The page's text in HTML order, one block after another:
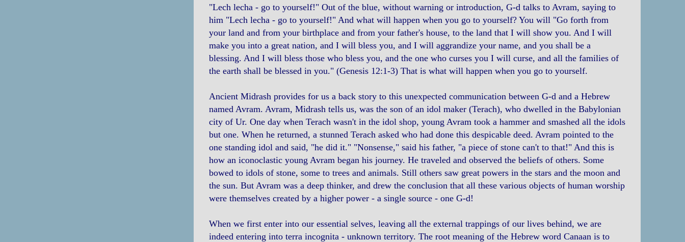
"Lech lecha - go to yourself!" Out of the blue, without warning or introduction, G-d talks to Avram, saying to
him "Lech lecha - go to yourself!" And what will happen when you go to yourself? You will "Go forth from
your land and from your birthplace and from your father's house, to the land that I will show you. And I will
make you into a great nation, and I will bless you, and I will aggrandize your name, and you shall be a
blessing. And I will bless those who bless you, and the one who curses you I will curse, and all the families of
the earth shall be blessed in you." (Genesis 12:1-3) That is what will happen when you go to yourself.
Ancient Midrash provides for us a back story to this unexpected communication between G-d and a Hebrew
named Avram. Avram, Midrash tells us, was the son of an idol maker (Terach), who dwelled in the Babylonian
city of Ur. One day when Terach wasn't in the idol shop, young Avram took a hammer and smashed all the idols
but one. When he returned, a stunned Terach asked who had done this despicable deed. Avram pointed to the
one standing idol and said, "he did it." "Nonsense," said his father, "a piece of stone can't to that!" And this is
how an iconoclastic young Avram began his journey. He traveled and observed the beliefs of others. Some
bowed to idols of stone, some to trees and animals. Still others saw great powers in the stars and the moon and
the sun. But Avram was a deep thinker, and drew the conclusion that all these various objects of human worship
were themselves created by a higher power - a single source - one G-d!
When we first enter into our essential selves, leaving all the external trappings of our lives behind, we are
indeed entering into terra incognita - unknown territory. The root meaning of the Hebrew word Canaan is to